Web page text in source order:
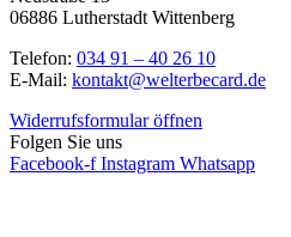
06886 Lutherstadt Wittenberg
Telefon: 034 91 – 40 26 10
E-Mail: kontakt@welterbecard.de
Widerrufsformular öffnen
Folgen Sie uns
Facebook-f Instagram Whatsapp